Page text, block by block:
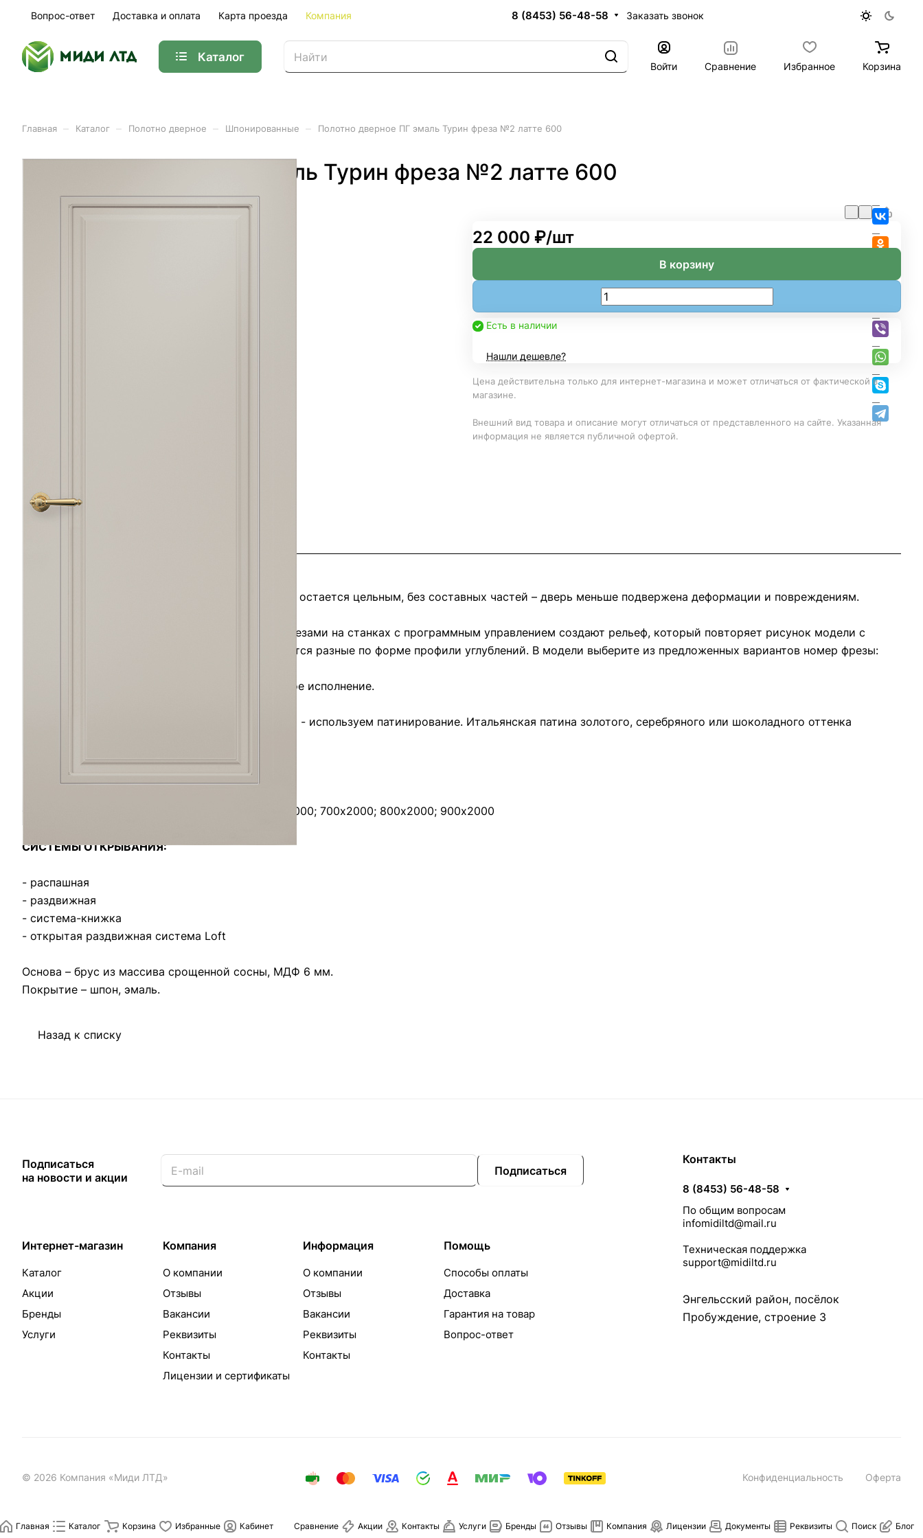
Вопрос-ответ Доставка и оплата Карта проезда Компания 8 (8453) 56-48-58 Заказать звонок
Каталог
Войти Сравнение Избранное Корзина
Главная Каталог Полотно дверное Шпонированные Полотно дверное ПГ эмаль Турин фреза №2 латте 600
Полотно дверное ПГ эмаль Турин фреза №2 латте 600
22 000 ₽/шт
В корзину
Есть в наличии
Нашли дешевле?
Цена действительна только для интернет-магазина и может отличаться от фактической в
магазине.
Внешний вид товара и описание могут отличаться от представленного на сайте. Указанная
информация не является публичной офертой.
Полотно фрезерованных дверей после обработки остается цельным, без составных частей – дверь меньше подвержена деформации и повреждениям.
На гладкой поверхности двери специальными фрезами на станках с программным управлением создают рельеф, который повторяет рисунок модели с
филенками. С помощью различных фрез получаются разные по форме профили углублений. В модели выберите из предложенных вариантов номер фрезы:
Для глубокой фрезеровки возможно только глухое исполнение.
Чтобы подчеркнуть рельеф фрезерованной двери - используем патинирование. Итальянская патина золотого, серебряного или шоколадного оттенка
РАЗМЕРЫ:
550х1900; 600х1900; 400х2000; 550х2000; 600х2000; 700х2000; 800х2000; 900x2000
СИСТЕМЫ ОТКРЫВАНИЯ:
- распашная
- раздвижная
- система-книжка
- открытая раздвижная система Loft
Основа – брус из массива срощенной сосны, МДФ 6 мм.
Покрытие – шпон, эмаль.
Назад к списку
Подписаться
на новости и акции
Подписаться
Интернет-магазин
Каталог
Акции
Бренды
Услуги
Компания
О компании
Отзывы
Вакансии
Реквизиты
Контакты
Лицензии и сертификаты
Информация
О компании
Отзывы
Вакансии
Реквизиты
Контакты
Помощь
Способы оплаты
Доставка
Гарантия на товар
Вопрос-ответ
Контакты
8 (8453) 56-48-58
По общим вопросам
infomidiltd@mail.ru
Техническая поддержка
support@midiltd.ru
Энгельсский район, посёлок
Пробуждение, строение 3
© 2026 Компания «Миди ЛТД» Конфиденциальность Оферта
Главная Каталог Корзина Избранные Кабинет Сравнение Акции Контакты Услуги Бренды Отзывы Компания Лицензии Документы Реквизиты Поиск Блог